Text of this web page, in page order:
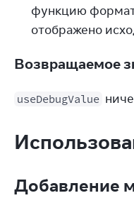
функцию
отображено
Возвращаемое
useDebugValue
Добавление